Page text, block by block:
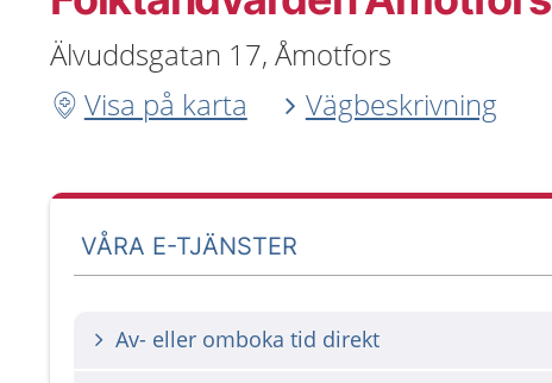
Älvuddsgatan 17, Åmotfors
Visa på karta
Vägbeskrivning
VÅRA E-TJÄNSTER
Av- eller omboka tid direkt